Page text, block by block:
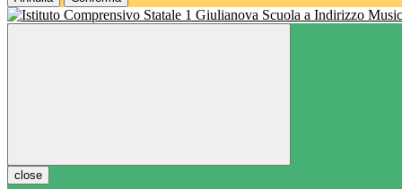
Scuola a Indirizzo
close